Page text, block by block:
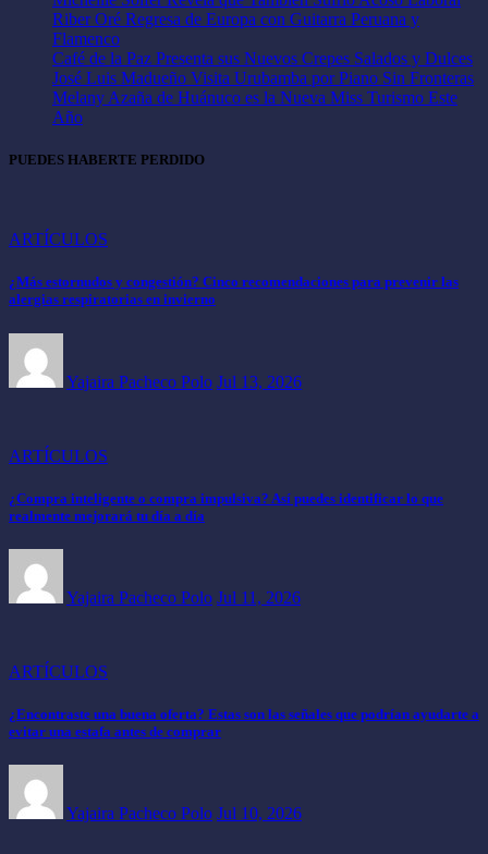
Riber Oré Regresa de Europa con Guitarra Peruana y
Flamenco
Café de la Paz Presenta sus Nuevos Crepes Salados y Dulces
José Luis Madueño Visita Urubamba por Piano Sin Fronteras
Melany Azaña de Huánuco es la Nueva Miss Turismo Este
Año
PUEDES HABERTE PERDIDO
ARTÍCULOS
¿Más estornudos y congestión? Cinco recomendaciones para prevenir las
alergias respiratorias en invierno
Yajaira Pacheco Polo Jul 13, 2026
ARTÍCULOS
¿Compra inteligente o compra impulsiva? Así puedes identificar lo que
realmente mejorará tu día a día
Yajaira Pacheco Polo Jul 11, 2026
ARTÍCULOS
¿Encontraste una buena oferta? Estas son las señales que podrían ayudarte a
evitar una estafa antes de comprar
Yajaira Pacheco Polo Jul 10, 2026